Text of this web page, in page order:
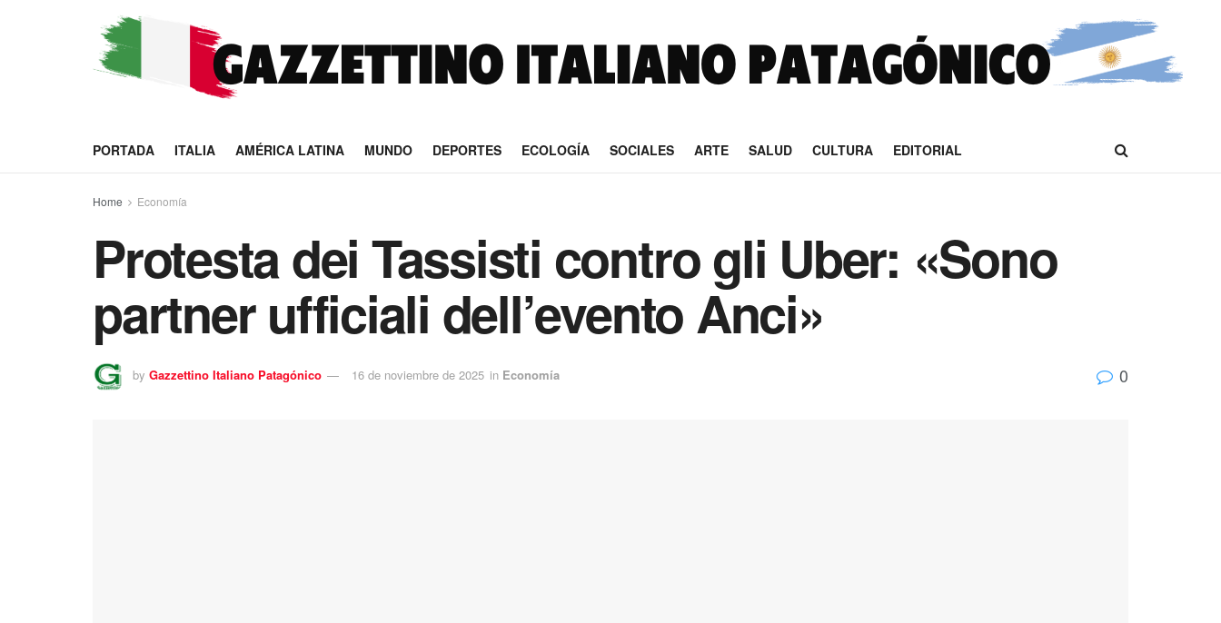
PORTADA ITALIA AMÉRICA LATINA MUNDO DEPORTES ECOLOGÍA SOCIALES ARTE SALUD CULTURA EDITORIAL
Home Economía
Protesta dei Tassisti contro gli Uber: «Sono
partner ufficiali dell’evento Anci»
by Gazzettino Italiano Patagónico 16 de noviembre de 2025 in Economía 0